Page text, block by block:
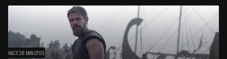
HACE 26 MINUTOS